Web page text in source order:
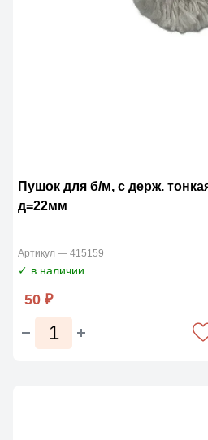
Пушок для б/м, с держ.
д=22мм
Артикул — 415159
✓ в наличии
50 ₽